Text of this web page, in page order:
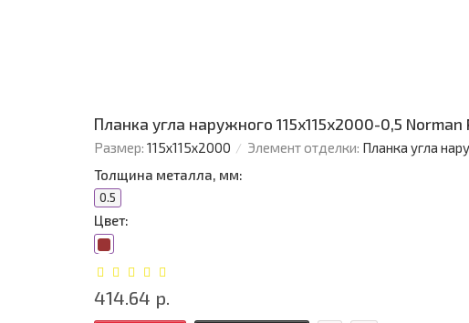
Планка угла наружного 115х115х2000-0,5 Norman
Размер: 115х115х2000 Элемент отделки: Планка угла
Толщина металла, мм:
0.5
Цвет:
414.64 р.